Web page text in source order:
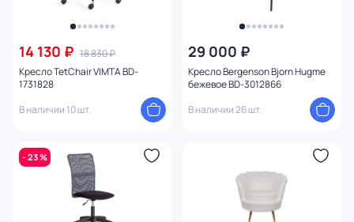
14 130 ₽ 18 830 ₽
Кресло TetChair VIMTA BD-
1731828
В наличии 10 шт.
29 000 ₽
Кресло Bergenson Bjorn Hugme
бежевое BD-3012866
В наличии 26 шт.
- 23 %